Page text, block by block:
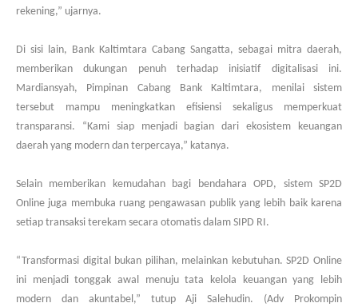
rekening,” ujarnya.
Di sisi lain, Bank Kaltimtara Cabang Sangatta, sebagai mitra daerah,
memberikan dukungan penuh terhadap inisiatif digitalisasi ini.
Mardiansyah, Pimpinan Cabang Bank Kaltimtara, menilai sistem
tersebut mampu meningkatkan efisiensi sekaligus memperkuat
transparansi. “Kami siap menjadi bagian dari ekosistem keuangan
daerah yang modern dan terpercaya,” katanya.
Selain memberikan kemudahan bagi bendahara OPD, sistem SP2D
Online juga membuka ruang pengawasan publik yang lebih baik karena
setiap transaksi terekam secara otomatis dalam SIPD RI.
“Transformasi digital bukan pilihan, melainkan kebutuhan. SP2D Online
ini menjadi tonggak awal menuju tata kelola keuangan yang lebih
modern dan akuntabel,” tutup Aji Salehudin. (Adv Prokompin